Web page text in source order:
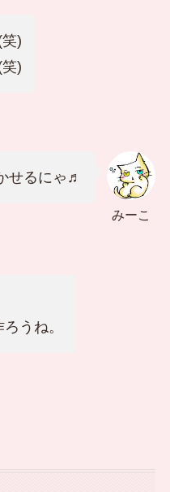
)
)
みーこ
せるにゃ♬
うね。